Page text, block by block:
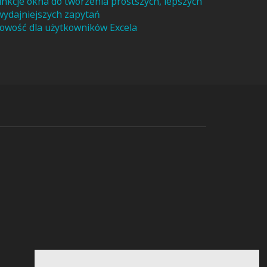
zapytań
dla użytkowników Excela